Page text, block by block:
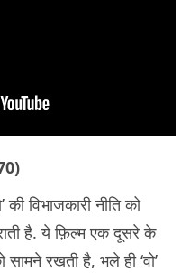
विभाजकारी नीति को
है. ये फ़िल्म एक दूसरे के
रखती है, भले ही ‘वो’